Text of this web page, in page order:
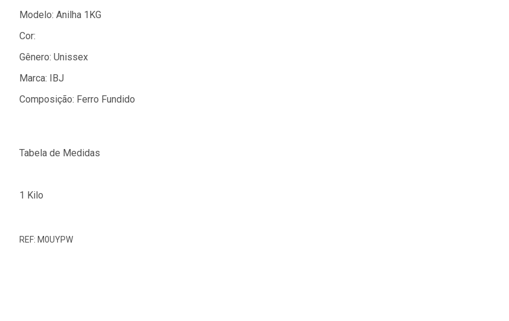
Modelo: Anilha 1KG
Cor:
Gênero: Unissex
Marca: IBJ
Composição: Ferro Fundido
Tabela de Medidas
1 Kilo
REF: M0UYPW